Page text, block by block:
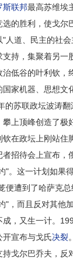
斯联邦最高苏维埃
胜利，使戈尔巴
"人道、民主的社
持，集聚着另一
谷的叶利钦，终
国家机器、思想文
联政坛波涛翻滚
上顶峰创造了极
政坛上刚站住脚
招待会上宣布，
"。这一计划如果
便遭到了哈萨克
"，而且反对其他
又生一计。
开宣布与戈氏决裂
持戈尔巴乔夫，反